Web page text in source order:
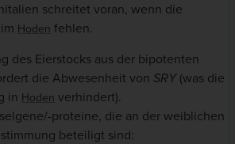
schreitet voran, wenn die
Hoden fehlen.
des Eierstocks aus der bipotenten
die Abwesenheit von SRY(was die
in Hoden verhindert).
proteine, die an der weiblichen
beteiligt sind: